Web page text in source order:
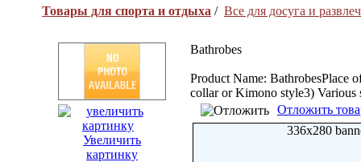
Товары для спорта и отдыха / Все для досуга и
Увеличить
картинку
Bathrobes
Product Name: BathrobesPlace
collar or Kimono style3) Various
Отложить
336x280